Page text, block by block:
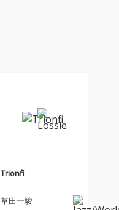
Trionfi
草田一駿